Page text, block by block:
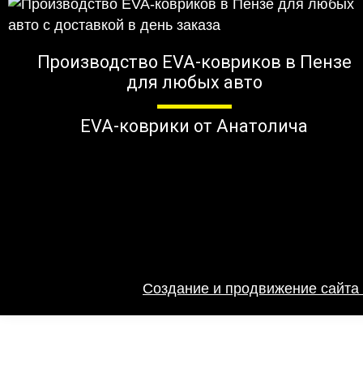
Производство EVA-ковриков в Пензе
для любых авто
EVA-коврики от Анатолича
Создание и продвижение